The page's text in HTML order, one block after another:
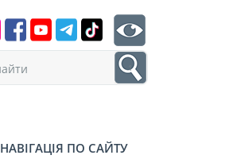
1
НАВІГАЦІЯ ПО САЙТУ